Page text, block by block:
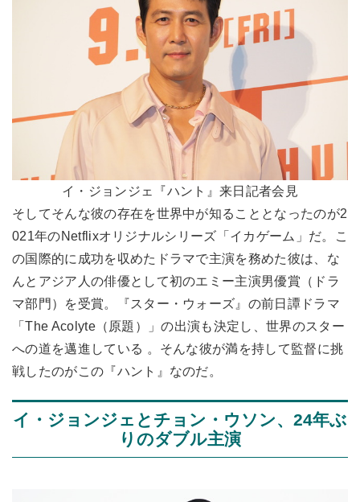
イ・ジョンジェ『ハント』来日記者会見
そしてそんな彼の存在を世界中が知ることとなったのが2
021年のNetflixオリジナルシリーズ「イカゲーム」だ。こ
の国際的に成功を収めたドラマで主演を務めた彼は、な
んとアジア人の俳優として初のエミー主演男優賞（ドラ
マ部門）を受賞。『スター・ウォーズ』の前日譚ドラマ
「The Acolyte（原題）」の出演も決定し、世界のスター
への道を邁進している 。そんな彼が満を持して監督に挑
戦したのがこの『ハント』なのだ。
イ・ジョンジェとチョン・ウソン、24年ぶ
りのダブル主演